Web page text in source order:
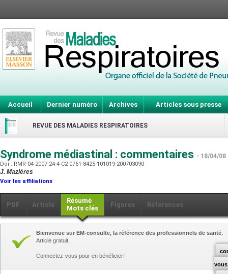
Accueil Dernier numéro Archives Articles sous presse
REVUE DES MALADIES RESPIRATOIRES
Syndrome médiastinal : commentaires - 18/04/08
Doi : RMR-04-2007-24-4-C2-0761-8425-101019-200703090
J. Mazières
Voir les affiliations
PDF Article
Résumé
Mots clés
Figures Références
vous
Bienvenue sur EM-consulte, la référence des professionnels de santé.
Article gratuit.
Connectez-vous pour en bénéficier!